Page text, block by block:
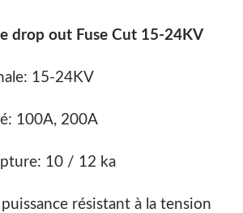
drop out Fuse Cut 15-24KV
15-24KV
100A, 200A
10 / 12 ka
résistant à la tension